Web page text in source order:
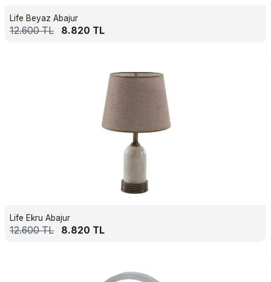
Life Beyaz Abajur
12.600TL 8.820 TL
Life Ekru Abajur
12.600TL 8.820 TL